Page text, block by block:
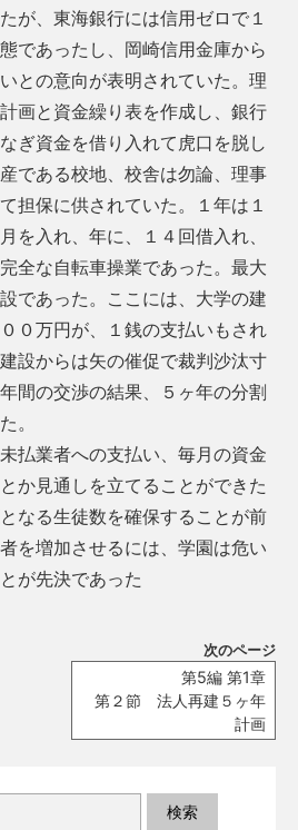
が、東海銀行には信用ゼロで１
であったし、岡崎信用金庫から
との意向が表明されていた。理
画と資金繰り表を作成し、銀行
ぎ資金を借り入れて虎口を脱し
である校地、校舎は勿論、理事
担保に供されていた。１年は１
を入れ、年に、１４回借入れ、
全な自転車操業であった。最大
であった。ここには、大学の建
０万円が、１銭の支払いもされ
設からは矢の催促で裁判沙汰寸
間の交渉の結果、５ヶ年の分割
。
払業者への支払い、毎月の資金
か見通しを立てることができた
なる生徒数を確保することが前
を増加させるには、学園は危い
が先決であった
次のページ
第5編 第1章
第２節 法人再建５ヶ年
計画